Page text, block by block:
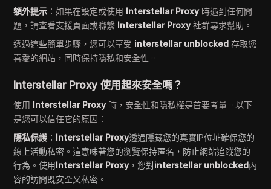
額外提示 ：如果在設定或使用 Interstellar Proxy時遇到任何問
題，請查看支援頁面或聯繫 Interstellar Proxy社群尋求幫助。
透過這些簡單步驟，您可以享受 interstellar unblocked 存取您
喜愛的網站，同時保持隱私和安全性。
Interstellar Proxy 使用起來安全嗎？
使用 Interstellar Proxy時，安全性和隱私權是首要考量。以下
是您可以信任它的原因：
隱私保護 ： Interstellar Proxy透過隱藏您的真實IP位址確保您的
線上活動私密。這意味著您的瀏覽保持匿名，防止網站追蹤您的
行為。使用Interstellar Proxy，您對interstellar unblocked內
容的訪問既安全又私密。